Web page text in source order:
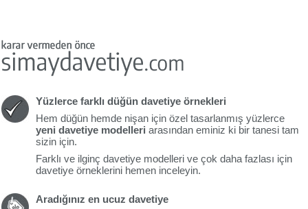
Yüzlerce farklı düğün davetiye örnekleri
Hem düğün hemde nişan için özel tasarlanmış yüzlerce
yeni davetiye modelleri arasından eminiz ki bir tanesi tam
sizin için.
Farklı ve ilginç davetiye modelleri ve çok daha fazlası için
davetiye örneklerini hemen inceleyin.
Aradığınız en ucuz davetiye